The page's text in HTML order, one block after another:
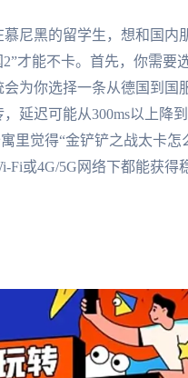
尼黑的留学生，想和国内
才能不卡。首先，你需要
为你选择一条从德国到国
延迟可能从300ms以上降
里觉得“金铲铲之战太卡怎
或4G/5G网络下都能获得